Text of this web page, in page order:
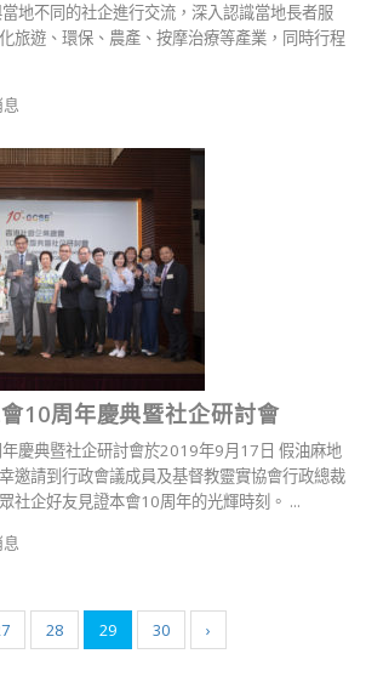
地不同的社企進行交流，深入認識當地長者服
旅遊、環保、農產、按摩治療等產業，同時行程
10周年慶典暨社企研討會
慶典暨社企研討會於2019年9月17日 假油麻地
邀請到行政會議成員及基督教靈實協會行政總裁
社企好友見證本會10周年的光輝時刻。 ...
28 29 30 ›